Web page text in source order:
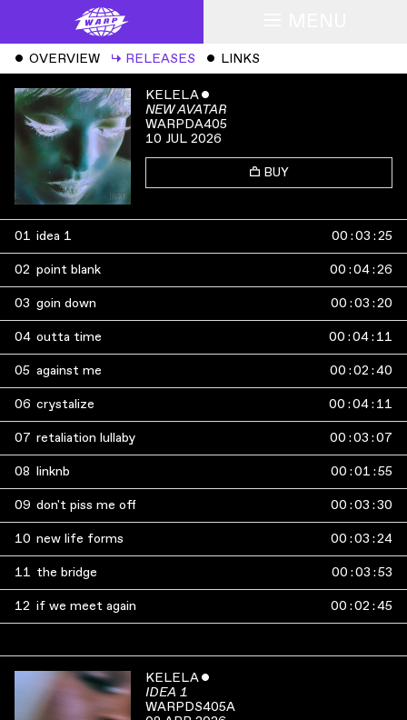
ˇ OVERVIEW ↳ RELEASES ˇ LINKS
KELELAˇ
NEW AVATAR
WARPDA405
10 JUL 2026
BUY
01 idea 1 00 :03 :25
02 point blank 00 :04:26
03 goin down 00 :03 :20
04 outta time 00 :04: 11
05 against me 00 :02 :40
06 crystalize 00 :04: 11
07 retaliation lullaby 00 :03 :07
08 linknb 00 :01 :55
09 don't piss me off 00 :03 :30
10 new life forms 00 :03 :24
11 the bridge 00 :03 :53
12 if we meet again 00 :02 :45
KELELAˇ
IDEA 1
WARPDS405A